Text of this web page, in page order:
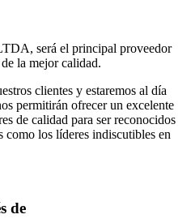
será el principal proveedor
la mejor calidad.
clientes y estaremos al día
permitirán ofrecer un excelente
de calidad para ser reconocidos
como los líderes indiscutibles en
de